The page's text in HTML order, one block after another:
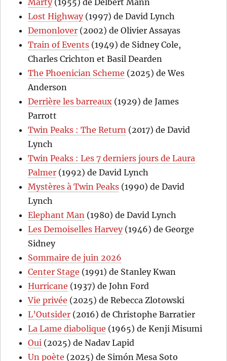
Marty(1955) de Delbert Mann
Lost Highway(1997) de David Lynch
Demonlover (2002) de Olivier Assayas
Train of Events (1949) de Sidney Cole,
Charles Crichton et Basil Dearden
The Phoenician Scheme (2025) de Wes
Anderson
Derrière les barreaux (1929) de James
Parrott
Twin Peaks : The Return (2017) de David
Lynch
Twin Peaks : Les 7 derniers jours de Laura
Palmer (1992) de David Lynch
Mystères à Twin Peaks (1990) de David
Lynch
Elephant Man (1980) de David Lynch
Les Demoiselles Harvey(1946) de George
Sidney
Sommaire de juin 2026
Center Stage (1991) de Stanley Kwan
Hurricane (1937) de John Ford
Vie privée (2025) de Rebecca Zlotowski
L’Outsider (2016) de Christophe Barratier
La Lame diabolique (1965) de Kenji Misumi
Oui (2025) de Nadav Lapid
Un poète (2025) de Simón Mesa Soto